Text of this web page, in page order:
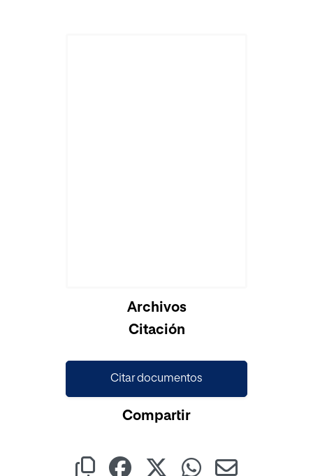
Archivos
Citación
Citar documentos
Compartir